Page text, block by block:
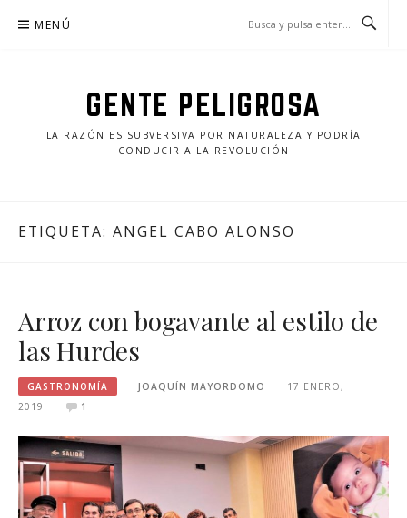
MENÚ
GENTE PELIGROSA
LA RAZÓN ES SUBVERSIVA POR NATURALEZA Y PODRÍA
CONDUCIR A LA REVOLUCIÓN
ETIQUETA: ANGEL CABO ALONSO
Arroz con bogavante al estilo de
las Hurdes
GASTRONOMÍA JOAQUÍN MAYORDOMO
17 ENERO,
2019
1